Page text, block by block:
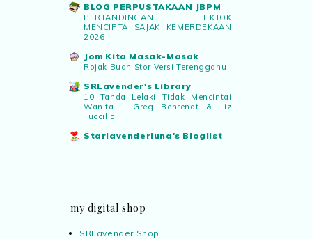
BLOG PERPUSTAKAAN JBPM
PERTANDINGAN TIKTOK
MENCIPTA SAJAK KEMERDEKAAN
2026
Jom Kita Masak-Masak
Rojak Buah Stor Versi Terengganu
SRLavender's Library
10 Tanda Lelaki Tidak Mencintai
Wanita - Greg Behrendt & Liz
Tuccillo
Starlavenderluna's Bloglist
my digital shop
SRLavender Shop